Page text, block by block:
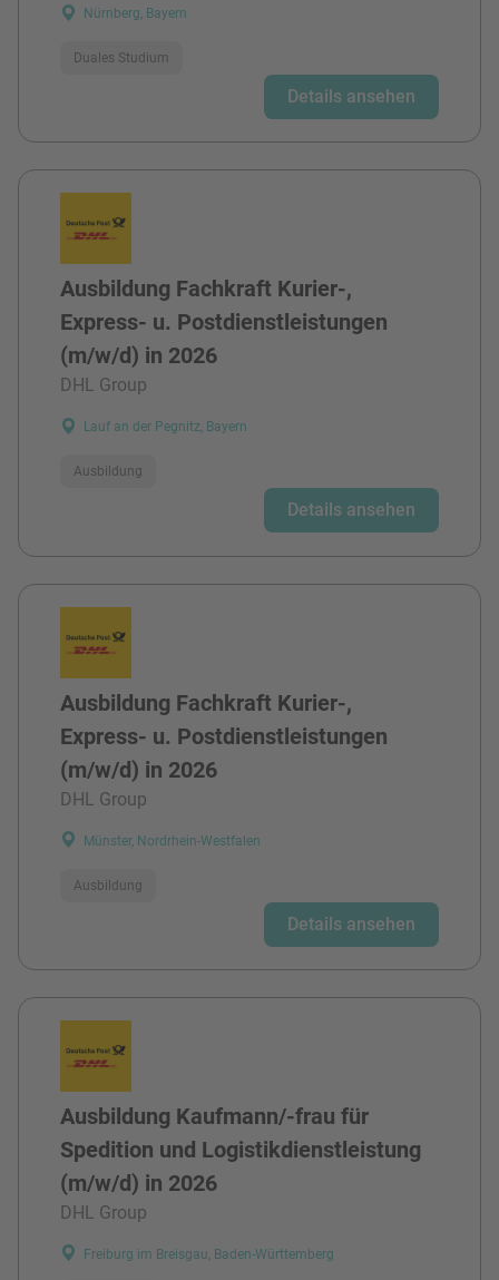
Nürnberg, Bayern
Duales Studium
Details ansehen
Ausbildung Fachkraft Kurier-,
Express- u. Postdienstleistungen
(m/w/d) in 2026
DHL Group
Lauf an der Pegnitz, Bayern
Ausbildung
Details ansehen
Ausbildung Fachkraft Kurier-,
Express- u. Postdienstleistungen
(m/w/d) in 2026
DHL Group
Münster, Nordrhein-Westfalen
Ausbildung
Details ansehen
Ausbildung Kaufmann/-frau für
Spedition und Logistikdienstleistung
(m/w/d) in 2026
DHL Group
Freiburg im Breisgau, Baden-Württemberg